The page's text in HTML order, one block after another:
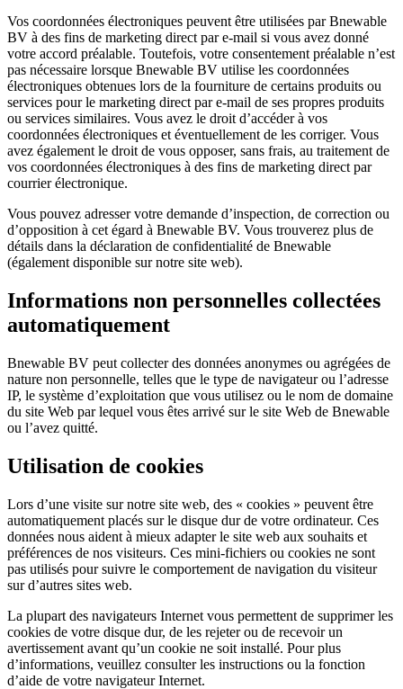
Vos coordonnées électroniques peuvent être utilisées par Bnewable
BV à des fins de marketing direct par e-mail si vous avez donné
votre accord préalable. Toutefois, votre consentement préalable n’est
pas nécessaire lorsque Bnewable BV utilise les coordonnées
électroniques obtenues lors de la fourniture de certains produits ou
services pour le marketing direct par e-mail de ses propres produits
ou services similaires. Vous avez le droit d’accéder à vos
coordonnées électroniques et éventuellement de les corriger. Vous
avez également le droit de vous opposer, sans frais, au traitement de
vos coordonnées électroniques à des fins de marketing direct par
courrier électronique.
Vous pouvez adresser votre demande d’inspection, de correction ou
d’opposition à cet égard à Bnewable BV. Vous trouverez plus de
détails dans la déclaration de confidentialité de Bnewable
(également disponible sur notre site web).
Informations non personnelles collectées
automatiquement
Bnewable BV peut collecter des données anonymes ou agrégées de
nature non personnelle, telles que le type de navigateur ou l’adresse
IP, le système d’exploitation que vous utilisez ou le nom de domaine
du site Web par lequel vous êtes arrivé sur le site Web de Bnewable
ou l’avez quitté.
Utilisation de cookies
Lors d’une visite sur notre site web, des « cookies » peuvent être
automatiquement placés sur le disque dur de votre ordinateur. Ces
données nous aident à mieux adapter le site web aux souhaits et
préférences de nos visiteurs. Ces mini-fichiers ou cookies ne sont
pas utilisés pour suivre le comportement de navigation du visiteur
sur d’autres sites web.
La plupart des navigateurs Internet vous permettent de supprimer les
cookies de votre disque dur, de les rejeter ou de recevoir un
avertissement avant qu’un cookie ne soit installé. Pour plus
d’informations, veuillez consulter les instructions ou la fonction
d’aide de votre navigateur Internet.